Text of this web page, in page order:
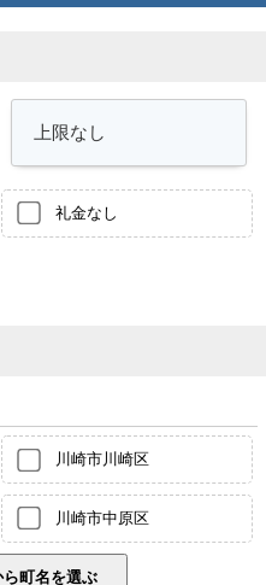
礼金なし
川崎市川崎区
川崎市中原区